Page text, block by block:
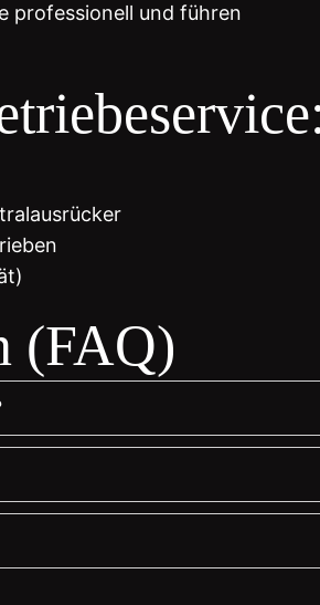
professionell und führen
(FAQ)